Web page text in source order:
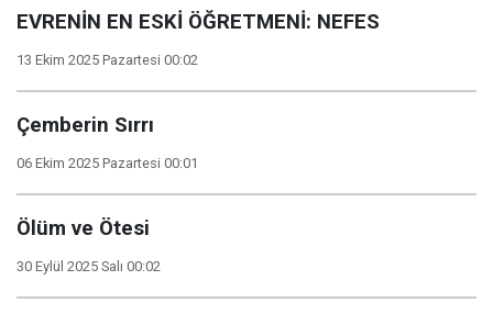
EVRENİN EN ESKİ ÖĞRETMENİ: NEFES
13 Ekim 2025 Pazartesi 00:02
Çemberin Sırrı
06 Ekim 2025 Pazartesi 00:01
Ölüm ve Ötesi
30 Eylül 2025 Salı 00:02